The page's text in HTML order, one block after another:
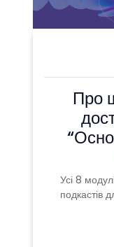
Про
Усі 8
подкастів